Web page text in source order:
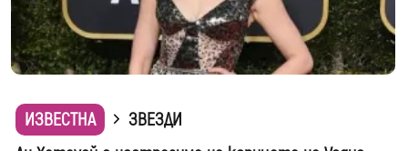
ИЗВЕСТНА
ЗВЕЗДИ